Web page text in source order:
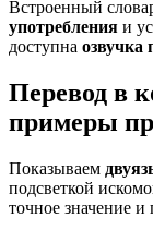
Встроенный
употребления и
доступна озвучка
Перевод в
примеры
Показываем
подсветкой
точное значение